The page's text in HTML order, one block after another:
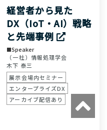
経営者から見た
DX（IoT・AI）戦略
と先端事例
Speaker
（一社）情報処理学会
木下 泰三
展示会場内セミナー
エンタープライズDX
アーカイブ配信あり